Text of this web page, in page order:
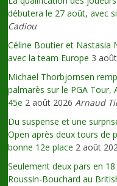
débutera le 27 août, avec
Cadiou
Céline Boutier et Nastasia
avec la team Europe 3
Michael Thorbjornsen
palmarès sur le PGA Tour,
45e 2 août 2026 Arnaud
Du suspense et une
Open après deux tours de
bonne 12e place 2 août
Seulement deux pars en
Roussin-Bouchard au